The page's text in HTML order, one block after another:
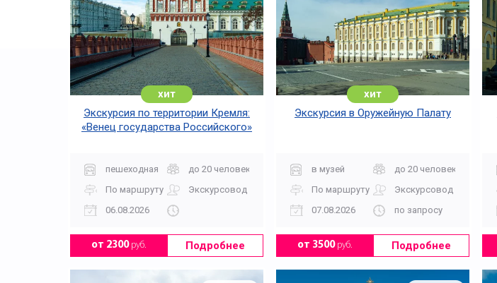
хит
Экскурсия по территории Кремля:
«Венец государства Российского»
пешеходная
до 20 человек
По маршруту
Экскурсовод
06.08.2026
от 2300руб. Подробнее
хит
Экскурсия в Оружейную Палату
в музей
до 20 человек
По маршруту
Экскурсовод
07.08.2026
по запросу
от 3500руб. Подробнее